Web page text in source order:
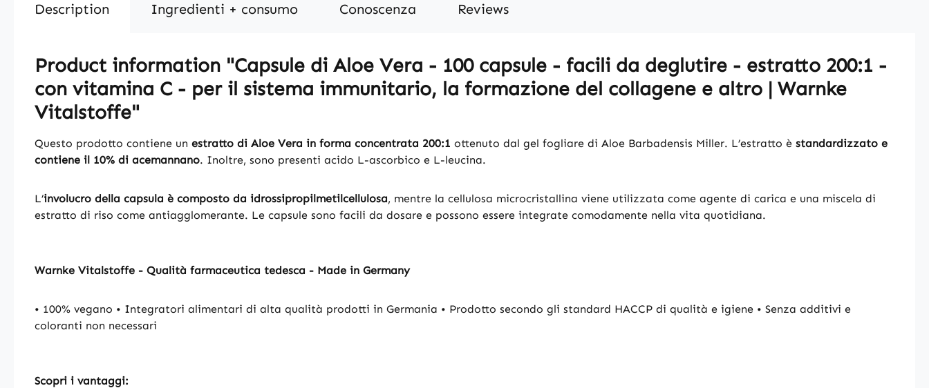
Description Ingredienti + consumo Conoscenza Reviews
Product information "Capsule di Aloe Vera - 100 capsule - facili da deglutire - estratto 200:1 -
con vitamina C - per il sistema immunitario, la formazione del collagene e altro | Warnke
Vitalstoffe"
Questo prodotto contiene un estratto di Aloe Vera in forma concentrata 200:1 ottenuto dal gel fogliare di Aloe Barbadensis Miller. L’estratto è standardizzato e
contiene il 10% di acemannano. Inoltre, sono presenti acido L-ascorbico e L-leucina.
L’involucro della capsula è composto da idrossipropilmetilcellulosa, mentre la cellulosa microcristallina viene utilizzata come agente di carica e una miscela di
estratto di riso come antiagglomerante. Le capsule sono facili da dosare e possono essere integrate comodamente nella vita quotidiana.
Warnke Vitalstoffe - Qualità farmaceutica tedesca - Made in Germany
• 100% vegano • Integratori alimentari di alta qualità prodotti in Germania • Prodotto secondo gli standard HACCP di qualità e igiene • Senza additivi e
coloranti non necessari
Scopri i vantaggi: